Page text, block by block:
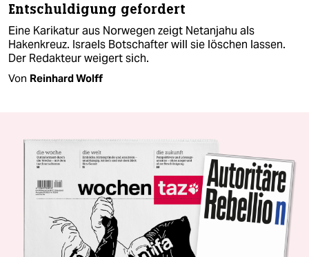
Entschuldigung gefordert
Eine Karikatur aus Norwegen zeigt Netanjahu als
Hakenkreuz. Israels Botschafter will sie löschen lassen.
Der Redakteur weigert sich.
Von Reinhard Wolff